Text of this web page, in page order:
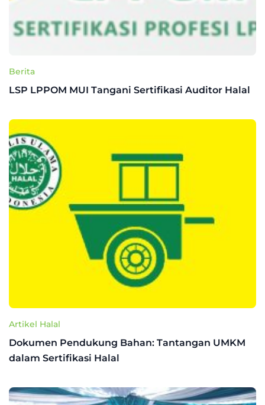
Berita
LSP LPPOM MUI Tangani Sertifikasi Auditor Halal
Artikel Halal
Dokumen Pendukung Bahan: Tantangan UMKM
dalam Sertifikasi Halal